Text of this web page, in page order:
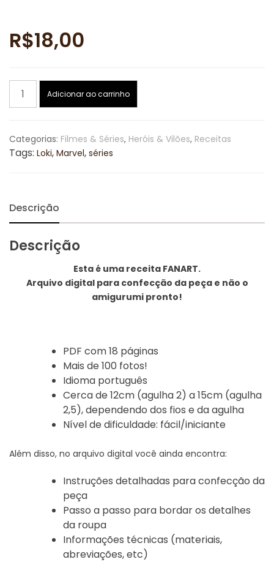
R$18,00
Loki
de
amigurumi
Adicionar ao carrinho
Categorias: Filmes & Séries, Heróis & Vilões, Receitas
Tags: Loki, Marvel, séries
Descrição
Descrição
Esta é uma receita FANART.
Arquivo digital para confecção da peça e não o
amigurumi pronto!
PDF com 18 páginas
Mais de 100 fotos!
Idioma português
Cerca de 12cm (agulha 2) a 15cm (agulha
2,5), dependendo dos fios e da agulha
Nível de dificuldade: fácil/iniciante
Além disso, no arquivo digital você ainda encontra:
Instruções detalhadas para confecção da
peça
Passo a passo para bordar os detalhes
da roupa
Informações técnicas (materiais,
abreviações, etc)